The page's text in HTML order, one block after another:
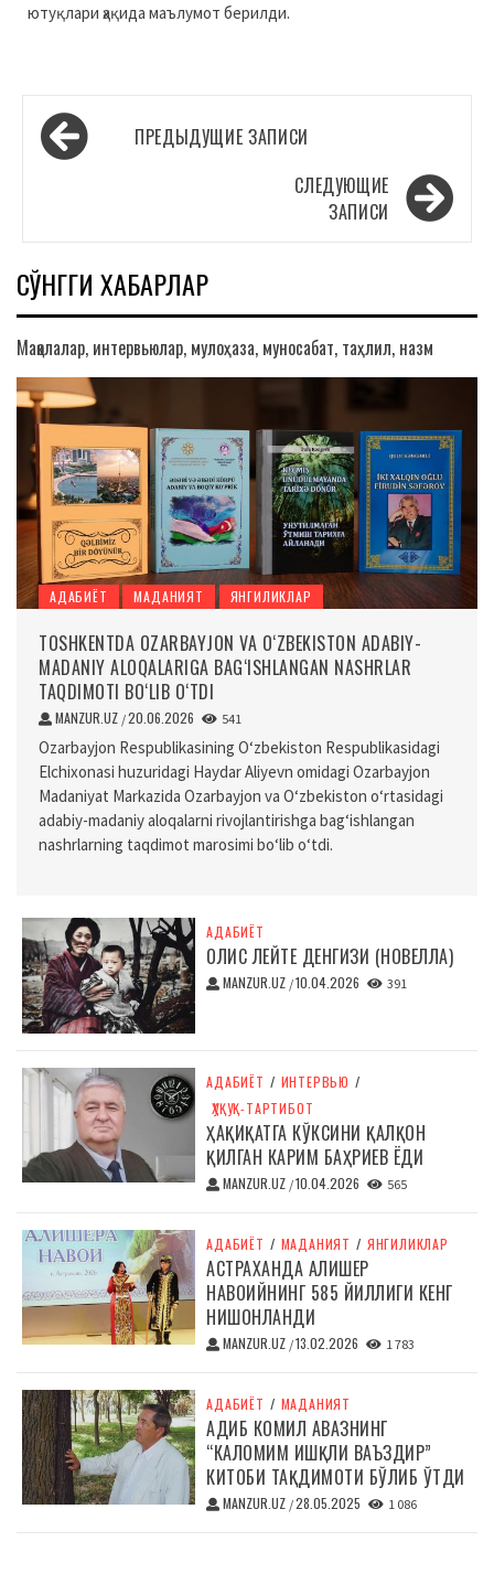
ютуқлари ҳақида маълумот берилди.
Навигация
по
ПРЕДЫДУЩИЕ ЗАПИСИ
СЛЕДУЮЩИЕ
ЗАПИСИ
СЎНГГИ ХАБАРЛАР
Мақолалар, интервьюлар, мулоҳаза, муносабат, таҳлил, назм
АДАБИЁТ МАДАНИЯТ ЯНГИЛИКЛАР
TOSHKENTDA OZARBAYJON VA O‘ZBEKISTON ADABIY-
MADANIY ALOQALARIGA BAG‘ISHLANGAN NASHRLAR
TAQDIMOTI BO‘LIB O‘TDI
MANZUR.UZ /20.06.2026 541
Ozarbayjon Respublikasining O‘zbekiston Respublikasidagi
Elchixonasi huzuridagi Haydar Aliyevn omidagi Ozarbayjon
Madaniyat Markazida Ozarbayjon va O‘zbekiston o‘rtasidagi
adabiy-madaniy aloqalarni rivojlantirishga bag‘ishlangan
nashrlarning taqdimot marosimi bo‘lib o‘tdi.
АДАБИЁТ
ОЛИС ЛЕЙТЕ ДЕНГИЗИ (НОВЕЛЛА)
MANZUR.UZ /10.04.2026 391
АДАБИЁТ / ИНТЕРВЬЮ /
ҲУҚУҚ-ТАРТИБОТ
ҲАҚИҚАТГА КЎКСИНИ ҚАЛҚОН
ҚИЛГАН КАРИМ БАҲРИЕВ ЁДИ
MANZUR.UZ /10.04.2026 565
АДАБИЁТ / МАДАНИЯТ / ЯНГИЛИКЛАР
АСТРАХАНДА АЛИШЕР
НАВОИЙНИНГ 585 ЙИЛЛИГИ КЕНГ
НИШОНЛАНДИ
MANZUR.UZ /13.02.2026 1 783
АДАБИЁТ / МАДАНИЯТ
АДИБ КОМИЛ АВАЗНИНГ
“КАЛОМИМ ИШҚЛИ ВАЪЗДИР”
КИТОБИ ТАҚДИМОТИ БЎЛИБ ЎТДИ
MANZUR.UZ /28.05.2025 1 086